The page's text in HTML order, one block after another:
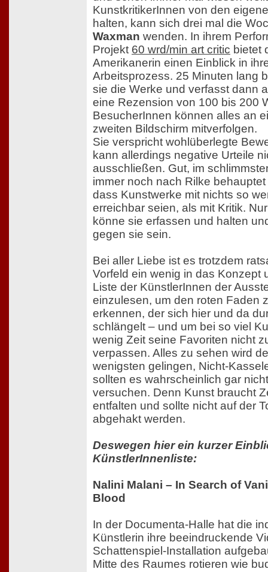
KunstkritikerInnen von den
halten, kann sich drei mal die
Waxman wenden. In ihrem
Projekt 60 wrd/min art critic bietet
Amerikanerin einen Einblick in
Arbeitsprozess. 25 Minuten lang
sie die Werke und verfasst dann
eine Rezension von 100 bis 200
BesucherInnen können alles an
zweiten Bildschirm mitverfolgen.
Sie verspricht wohlüberlegte
kann allerdings negative Urteile
ausschließen. Gut, im
immer noch nach Rilke
dass Kunstwerke mit nichts so
erreichbar seien, als mit Kritik.
könne sie erfassen und halten
gegen sie sein.
Bei aller Liebe ist es trotzdem
Vorfeld ein wenig in das Konzept
Liste der KünstlerInnen der
einzulesen, um den roten Faden
erkennen, der sich hier und da
schlängelt – und um bei so viel
wenig Zeit seine Favoriten nicht
verpassen. Alles zu sehen wird
wenigsten gelingen, Nicht-
sollten es wahrscheinlich gar
versuchen. Denn Kunst braucht
entfalten und sollte nicht auf der
abgehakt werden.
Deswegen hier ein kurzer
KünstlerInnenliste:
Nalini Malani – In Search of
Blood
In der Documenta-Halle hat die
Künstlerin ihre beeindruckende
Schattenspiel-Installation
Mitte des Raumes rotieren wie